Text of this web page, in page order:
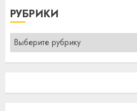
РУБРИКИ
Рубрики